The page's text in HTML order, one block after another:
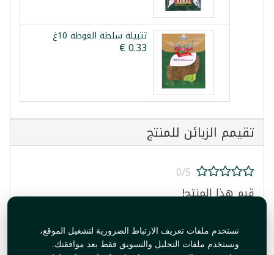
نستخدم ملفات تعريف الارتباط الضرورية لتشغيل الموقع،
ونستخدم ملفات التحليل والتسويق فقط بعد موافقتك.
تتبيلة سلطة الغوطة 10غ
تقيمم الزبائن للمنتج
0/5
قيم هذا المنتج!